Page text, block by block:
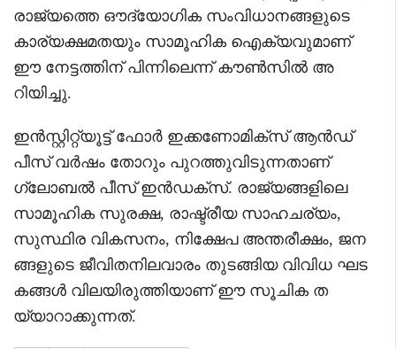
രാജ്യത്തെ ഔദ്യോഗിക സംവിധാനങ്ങളുടെ
കാര്യക്ഷമതയും സാമൂഹിക ഐക്യവുമാണ്
ഈ നേട്ടത്തിന് പിന്നിലെന്ന് കൗൺസിൽ അ
റിയിച്ചു.
ഇൻസ്റ്റിറ്റ്യൂട്ട് ഫോർ ഇക്കണോമിക്സ് ആൻഡ്
പീസ് വർഷം തോറും പുറത്തുവിടുന്നതാണ്
ഗ്ലോബൽ പീസ് ഇൻഡക്സ്. രാജ്യങ്ങളിലെ
സാമൂഹിക സുരക്ഷ, രാഷ്ട്രീയ സാഹചര്യം,
സുസ്ഥിര വികസനം, നിക്ഷേപ അന്തരീക്ഷം, ജന
ങ്ങളുടെ ജീവിതനിലവാരം തുടങ്ങിയ വിവിധ ഘട
കങ്ങൾ വിലയിരുത്തിയാണ് ഈ സൂചിക ത
യ്യാറാക്കുന്നത്.